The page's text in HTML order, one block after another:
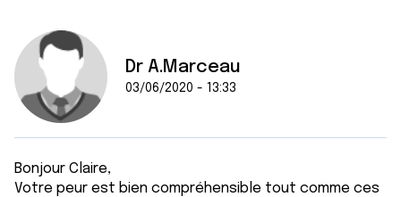
Dr A.Marceau
03/06/2020 - 13:33
Bonjour Claire,
Votre peur est bien compréhensible tout comme ces